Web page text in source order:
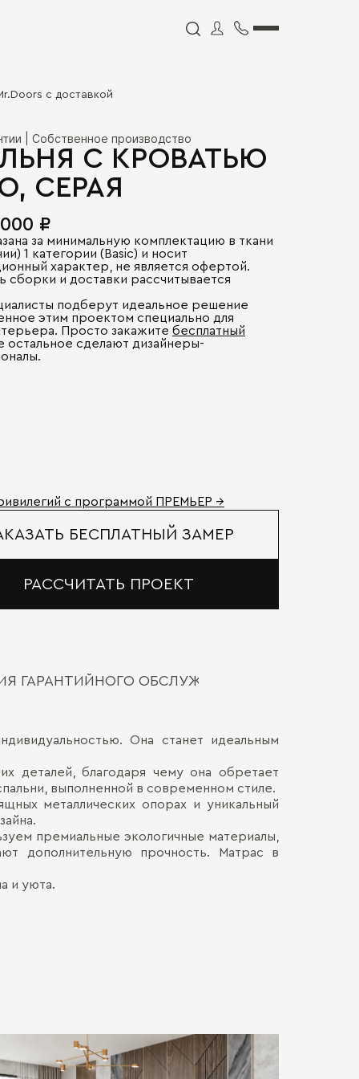
с доставкой
| Собственное производство
С КРОВАТЬЮ
СЕРАЯ
₽
за минимальную комплектацию в ткани
1 категории (Basic) и носит
характер, не является офертой.
сборки и доставки рассчитывается
подберут идеальное решение
этим проектом специально для
Просто закажите бесплатный
остальное сделают дизайнеры-
с программой ПРЕМЬЕР →
БЕСПЛАТНЫЙ ЗАМЕР
РАССЧИТАТЬ ПРОЕКТ
ГАРАНТИЙНОГО ОБСЛУЖИВАНИЯ
Она станет идеальным
деталей, благодаря чему она обретает
выполненной в современном стиле.
металлических опорах и уникальный
премиальные экологичные материалы,
дополнительную прочность. Матрас в
и уюта.